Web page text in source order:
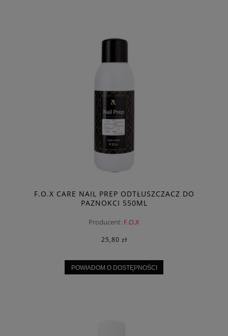
F.O.X CARE NAIL PREP ODTŁUSZCZACZ DO
PAZNOKCI 550ML
Producent: F.O.X
25,80 zł
POWIADOM O DOSTĘPNOŚCI